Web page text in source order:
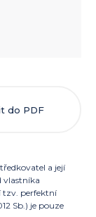
do PDF
a její
vlastníka
tzv. perfektní
Sb.) je pouze